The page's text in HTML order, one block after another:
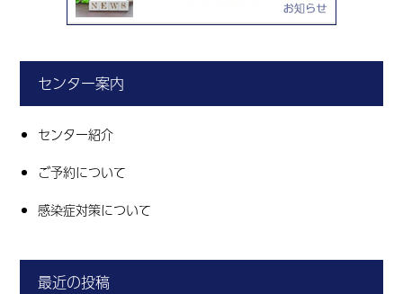
センター案内
センター紹介
ご予約について
感染症対策について
最近の投稿